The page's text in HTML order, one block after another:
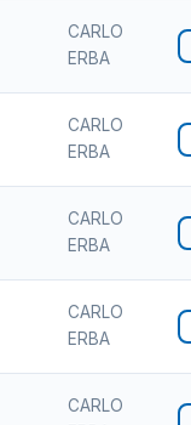
CARLO
ERBA
CARLO
ERBA
CARLO
ERBA
CARLO
ERBA
CARLO